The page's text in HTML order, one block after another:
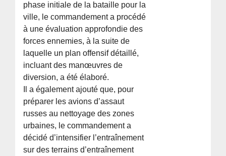
phase initiale de la bataille pour la
ville, le commandement a procédé
à une évaluation approfondie des
forces ennemies, à la suite de
laquelle un plan offensif détaillé,
incluant des manœuvres de
diversion, a été élaboré.
Il a également ajouté que, pour
préparer les avions d’assaut
russes au nettoyage des zones
urbaines, le commandement a
décidé d’intensifier l’entraînement
sur des terrains d’entraînement